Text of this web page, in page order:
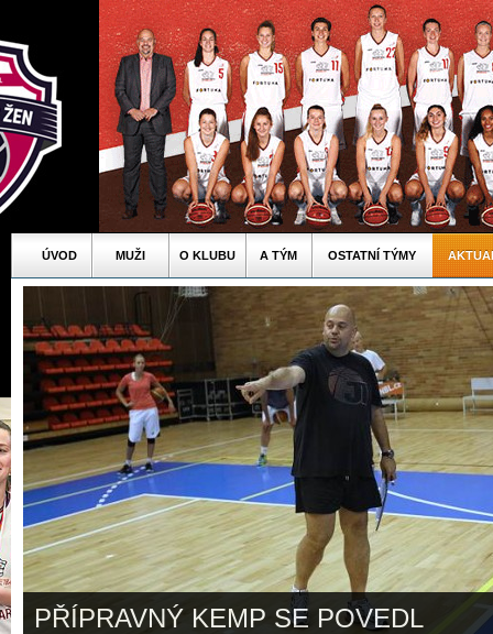
ÚVOD MUŽI O KLUBU A TÝM OSTATNÍ TÝMY
PŘÍPRAVNÝ KEMP SE POVEDL